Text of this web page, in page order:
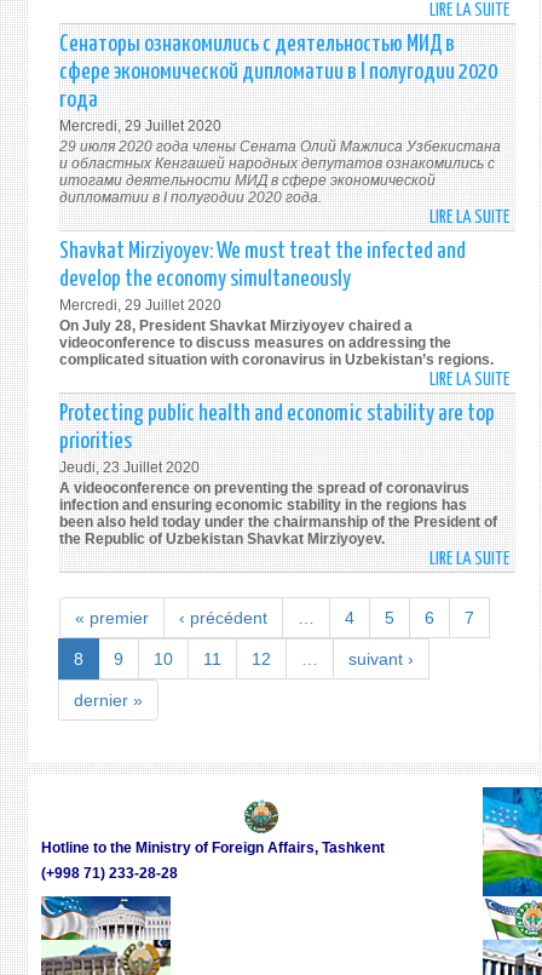
LIRE LA SUITEDE
WEB-
ON
Сенаторы ознакомились с деятельностью МИД в
сфере экономической дипломатии в I полугодии 2020
года
Mercredi, 29 Juillet 2020
29 июля 2020 года члены Сената Олий Мажлиса Узбекистана
и областных Кенгашей народных депутатов ознакомились с
итогами деятельности МИД в сфере экономической
дипломатии в I полугодии 2020 года.
LIRE LA SUITEDE
В
I
2020
ГОДА
Shavkat Mirziyoyev: We must treat the infected and
develop the economy simultaneously
Mercredi, 29 Juillet 2020
On July 28, President Shavkat Mirziyoyev chaired a
videoconference to discuss measures on addressing the
complicated situation with coronavirus in Uzbekistan’s regions.
LIRE LA SUITEDE
WE
THE
AND
Protecting public health and economic stability are top
priorities
Jeudi, 23 Juillet 2020
A videoconference on preventing the spread of coronavirus
infection and ensuring economic stability in the regions has
been also held today under the chairmanship of the President of
the Republic of Uzbekistan Shavkat Mirziyoyev.
LIRE LA SUITEDE
« premier ‹ précédent 4 5 6 7
8 9 10 11 12 suivant ›
dernier »
Hotline to the Ministry of Foreign Affairs, Tashkent
(+998 71) 233-28-28